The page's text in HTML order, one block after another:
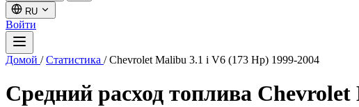
RU
Войти
Домой / Статистика / Chevrolet Malibu 3.1 i V6 (173 Hp) 1999-2004
Средний расход топлива Chevrolet